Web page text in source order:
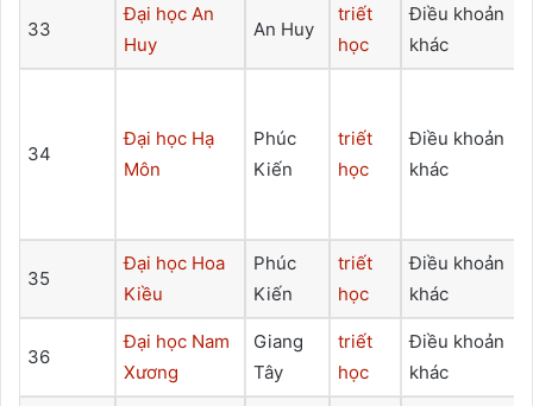
33
Đại học An
Huy
An Huy
triết
học
Điều khoản
khác
34
Đại học Hạ
Môn
Phúc
Kiến
triết
học
Điều khoản
khác
35
Đại học Hoa
Kiều
Phúc
Kiến
triết
học
Điều khoản
khác
36
Đại học Nam
Xương
Giang
Tây
triết
học
Điều khoản
khác